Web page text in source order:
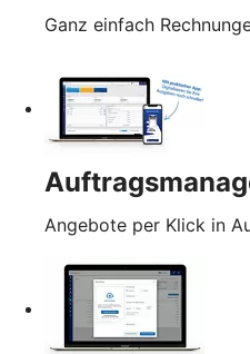
Ganz einfach
Angebote per Klick in